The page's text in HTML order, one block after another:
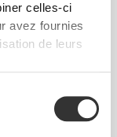
celles-ci
avez fournies
de leurs
Trekk